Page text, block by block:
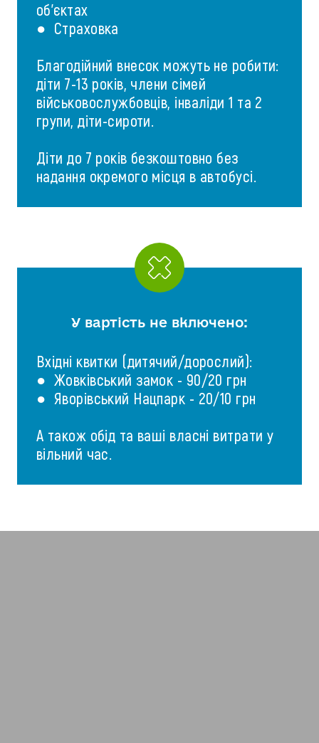
об'єктах
● Страховка
Благодійний внесок можуть не робити:
діти 7-13 років, члени сімей
військовослужбовців, інваліди 1 та 2
групи, діти-сироти.
Діти до 7 років безкоштовно без
надання окремого місця в автобусі.
У вартість не включено:
Вхідні квитки (дитячий/дорослий):
● Жовківський замок - 90/20 грн
● Яворівський Нацпарк - 20/10 грн
А також обід та ваші власні витрати у
вільний час.